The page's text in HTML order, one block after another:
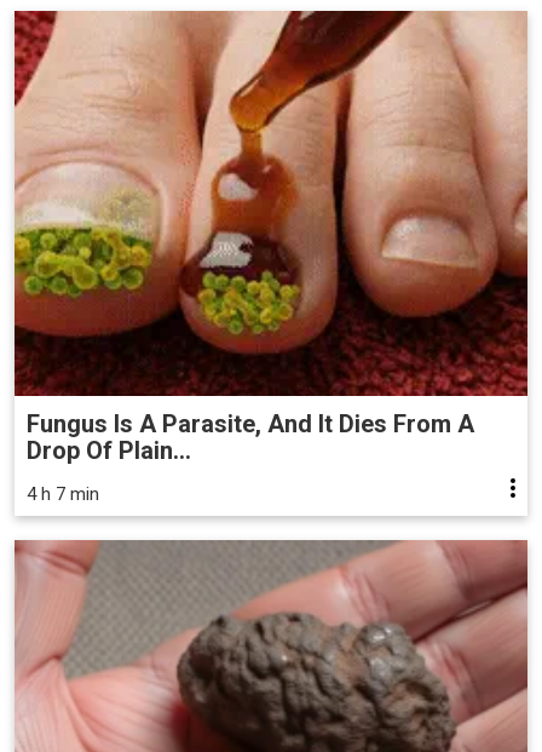
Fungus Is A Parasite, And It Dies From A
Drop Of Plain...
4 h 7 min